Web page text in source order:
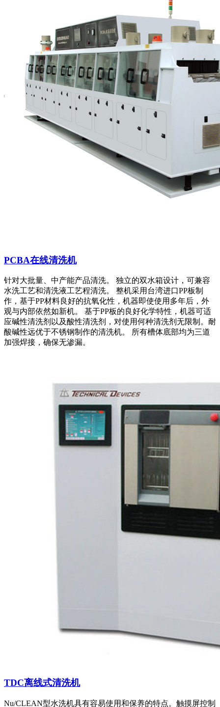
PCBA在线清洗机
针对大批量、中产能产品清洗。 独立的双水箱设计，可兼容
水洗工艺和清洗液工艺程清洗。 整机采用台湾进口PP板制
作，基于PP材料良好的抗氧化性，机器即使使用多年后，外
观与内部依然如新机。 基于PP板的良好化学特性，机器可适
应碱性清洗剂以及酸性清洗剂，对使用何种清洗剂无限制。耐
酸碱性远优于不锈钢制作的清洗机。 所有槽体底部均为三道
加强焊接，确保无渗漏。
TDC离线式清洗机
Nu/CLEAN型水洗机具有容易使用和保养的特点。触摸屏控制